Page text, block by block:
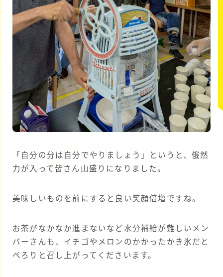
「自分の分は自分でやりましょう」というと、俄然
力が入って皆さん山盛りになりました。
美味しいものを前にすると良い笑顔倍増ですね。
お茶がなかなか進まないなど水分補給が難しいメン
バーさんも、イチゴやメロンのかかったかき氷だと
ぺろりと召し上がってくださいます。